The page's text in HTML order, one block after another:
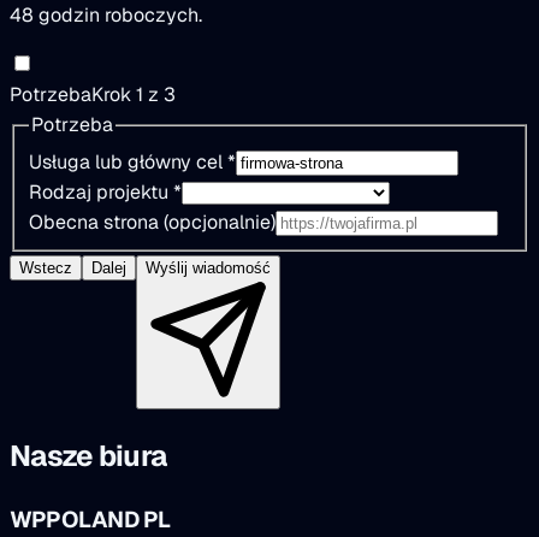
48 godzin roboczych.
PotrzebaKrok 1 z 3
Potrzeba
Usługa lub główny cel*
Rodzaj projektu *
Obecna strona (opcjonalnie)
Wstecz Dalej Wyślij wiadomość
Nasze biura
WPPOLAND PL